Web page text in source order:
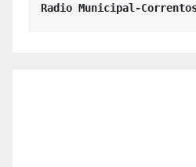
Radio Municipal-